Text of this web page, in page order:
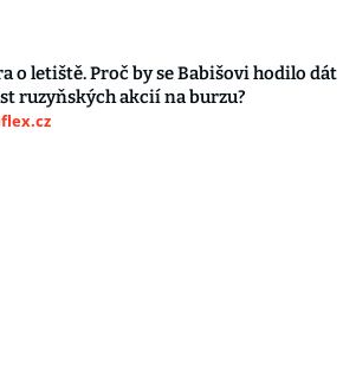
o letiště. Proč by se Babišovi hodilo dát
ruzyňských akcií na burzu?